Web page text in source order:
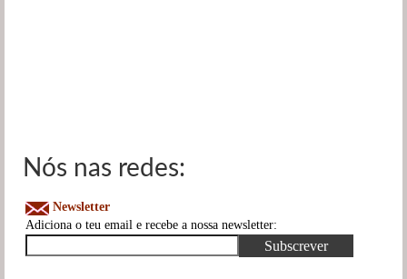
Nós nas redes:
Newsletter
Adiciona o teu email e recebe a nossa newsletter: